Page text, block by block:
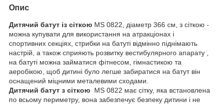
Опис
Дитячий батут із сіткою MS 0822, діаметр 366 см, з сіткою -
можна купувати для використання на атракціонах і
спортивних секціях, стрибки на батуті відмінно піднімають
настрій, а також сприяють розвитку вестибулярного апарату ,
на батуті можна займатися фітнесом, гімнастикою та
аеробікою, щоб дитині було легше забиратися на батут він
оснащений міцними металевими сходами.
Дитячий батут з сіткою MS 0822 має сітку, яка встановлена
по всьому периметру, вона забезпечує безпеку дитини і не